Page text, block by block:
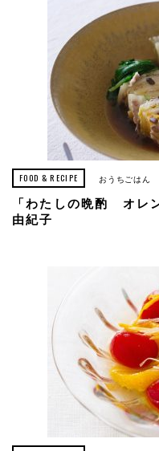
FOOD & RECIPE おうちごはん
「わたしの晩酌 オレ
由紀子